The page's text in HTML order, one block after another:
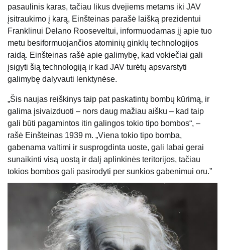
pasaulinis karas, tačiau likus dvejiems metams iki JAV
įsitraukimo į karą, Einšteinas parašė laišką prezidentui
Franklinui Delano Rooseveltui, informuodamas jį apie tuo
metu besiformuojančios atominių ginklų technologijos
raidą. Einšteinas rašė apie galimybę, kad vokiečiai gali
įsigyti šią technologiją ir kad JAV turėtų apsvarstyti
galimybę dalyvauti lenktynėse.
„Šis naujas reiškinys taip pat paskatintų bombų kūrimą, ir
galima įsivaizduoti – nors daug mažiau aišku – kad taip
gali būti pagamintos itin galingos tokio tipo bombos“, –
rašė Einšteinas 1939 m. „Viena tokio tipo bomba,
gabenama valtimi ir susprogdinta uoste, gali labai gerai
sunaikinti visą uostą ir dalį aplinkinės teritorijos, tačiau
tokios bombos gali pasirodyti per sunkios gabenimui oru.”